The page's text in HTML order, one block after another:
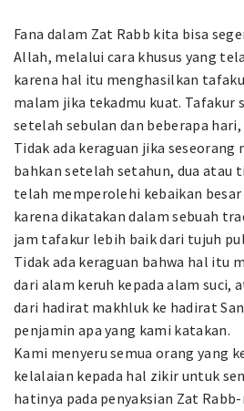
Fana dalam Zat Rabb kita bisa
Allah, melalui cara khusus yang
karena hal itu menghasilkan
malam jika tekadmu kuat. Tafakur
setelah sebulan dan beberapa hari,
Tidak ada keraguan jika
bahkan setelah setahun, dua atau
telah memperolehi kebaikan besar
karena dikatakan dalam sebuah
jam tafakur lebih baik dari tujuh
Tidak ada keraguan bahwa hal itu
dari alam keruh kepada alam suci,
dari hadirat makhluk ke hadirat
penjamin apa yang kami katakan.
Kami menyeru semua orang yang
kelalaian kepada hal zikir untuk
hatinya pada penyaksian Zat